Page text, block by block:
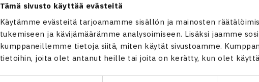
Tämä sivusto käyttää evästeitä
Käytämme evästeitä tarjoamamme sisällön ja mainosten
tukemiseen ja kävijämäärämme analysoimiseen. Lisäksi jaamme
kumppaneillemme tietoja siitä, miten käytät sivustoamme.
tietoihin, joita olet antanut heille tai joita on kerätty, kun olet